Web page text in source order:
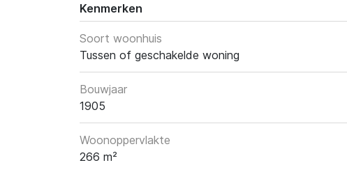
Kenmerken
Soort woonhuis
Tussen of geschakelde woning
Bouwjaar
1905
Woonoppervlakte
266 m²